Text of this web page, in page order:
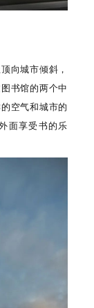
向城市倾斜，
书馆的两个中
空气和城市的
面享受书的乐